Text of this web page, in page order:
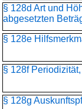
§ 128d Art und
abgesetzten
§ 128e
§ 128f
§ 128g